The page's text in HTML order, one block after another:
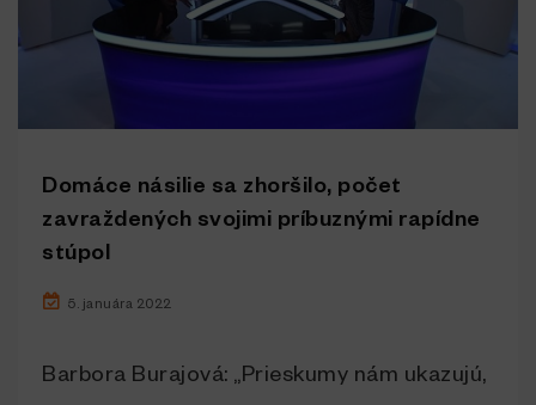
Domáce násilie sa zhoršilo, počet
zavraždených svojimi príbuznými rapídne
stúpol
5. januára 2022
Barbora Burajová: „Prieskumy nám ukazujú,